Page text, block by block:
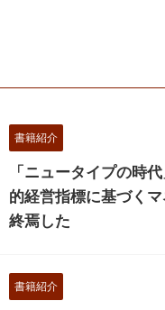
書籍紹介
「ニュータイプの時
的経営指標に基づく
終焉した
書籍紹介